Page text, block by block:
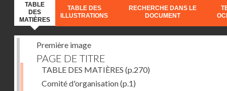
TABLE
DES
MATIÈRES
TABLE DES
ILLUSTRATIONS
RECHERCHE DANS LE
DOCUMENT
Première image
PAGE DE TITRE
TABLE DES MATIÈRES (p.270)
Comité d'organisation(p.1)